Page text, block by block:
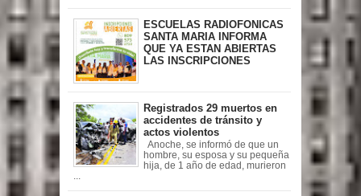
ESCUELAS RADIOFONICAS
SANTA MARIA INFORMA
QUE YA ESTAN ABIERTAS
LAS INSCRIPCIONES
Registrados 29 muertos en
accidentes de tránsito y
actos violentos
Anoche, se informó de que un
hombre, su esposa y su pequeña
hija, de 1 año de edad, murieron